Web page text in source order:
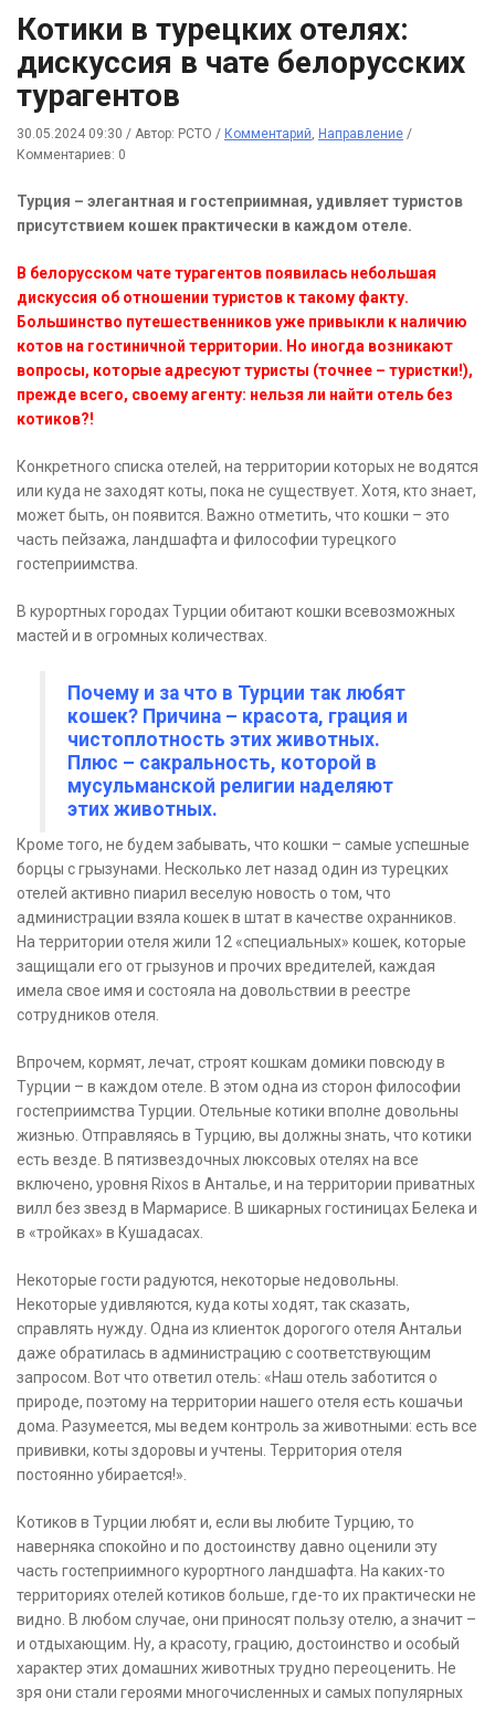
Котики в турецких отелях:
дискуссия в чате белорусских
турагентов
30.05.2024 09:30 / Автор: РСТО / Комментарий, Направление /
Комментариев: 0
Турция – элегантная и гостеприимная, удивляет туристов
присутствием кошек практически в каждом отеле.
В белорусском чате турагентов появилась небольшая
дискуссия об отношении туристов к такому факту.
Большинство путешественников уже привыкли к наличию
котов на гостиничной территории. Но иногда возникают
вопросы, которые адресуют туристы (точнее – туристки!),
прежде всего, своему агенту: нельзя ли найти отель без
котиков?!
Конкретного списка отелей, на территории которых не водятся
или куда не заходят коты, пока не существует. Хотя, кто знает,
может быть, он появится. Важно отметить, что кошки – это
часть пейзажа, ландшафта и философии турецкого
гостеприимства.
В курортных городах Турции обитают кошки всевозможных
мастей и в огромных количествах.
Почему и за что в Турции так любят
кошек? Причина – красота, грация и
чистоплотность этих животных.
Плюс – сакральность, которой в
мусульманской религии наделяют
этих животных.
Кроме того, не будем забывать, что кошки – самые успешные
борцы с грызунами. Несколько лет назад один из турецких
отелей активно пиарил веселую новость о том, что
администрации взяла кошек в штат в качестве охранников.
На территории отеля жили 12 «специальных» кошек, которые
защищали его от грызунов и прочих вредителей, каждая
имела свое имя и состояла на довольствии в реестре
сотрудников отеля.
Впрочем, кормят, лечат, строят кошкам домики повсюду в
Турции – в каждом отеле. В этом одна из сторон философии
гостеприимства Турции. Отельные котики вполне довольны
жизнью. Отправляясь в Турцию, вы должны знать, что котики
есть везде. В пятизвездочных люксовых отелях на все
включено, уровня Rixos в Анталье, и на территории приватных
вилл без звезд в Мармарисе. В шикарных гостиницах Белека и
в «тройках» в Кушадасах.
Некоторые гости радуются, некоторые недовольны.
Некоторые удивляются, куда коты ходят, так сказать,
справлять нужду. Одна из клиенток дорогого отеля Антальи
даже обратилась в администрацию с соответствующим
запросом. Вот что ответил отель: «Наш отель заботится о
природе, поэтому на территории нашего отеля есть кошачьи
дома. Разумеется, мы ведем контроль за животными: есть все
прививки, коты здоровы и учтены. Территория отеля
постоянно убирается!».
Котиков в Турции любят и, если вы любите Турцию, то
наверняка спокойно и по достоинству давно оценили эту
часть гостеприимного курортного ландшафта. На каких-то
территориях отелей котиков больше, где-то их практически не
видно. В любом случае, они приносят пользу отелю, а значит –
и отдыхающим. Ну, а красоту, грацию, достоинство и особый
характер этих домашних животных трудно переоценить. Не
зря они стали героями многочисленных и самых популярных